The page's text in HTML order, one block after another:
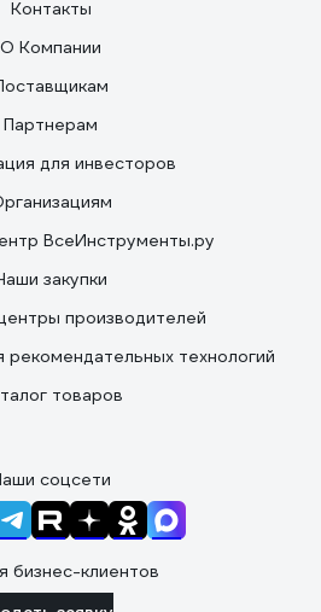
Контакты
О Компании
Партнерам
для инвесторов
ВсеИнструменты.ру
закупки
производителей
рекомендательных технологий
товаров
соцсети
бизнес-клиентов